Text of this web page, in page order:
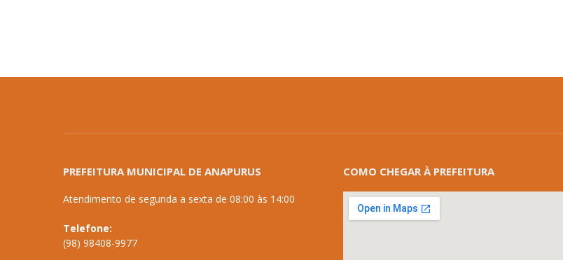
PREFEITURA MUNICIPAL DE ANAPURUS
Atendimento de segunda a sexta de 08:00 às 14:00
Telefone:
(98) 98408-9977
COMO CHEGAR À PREFEITURA